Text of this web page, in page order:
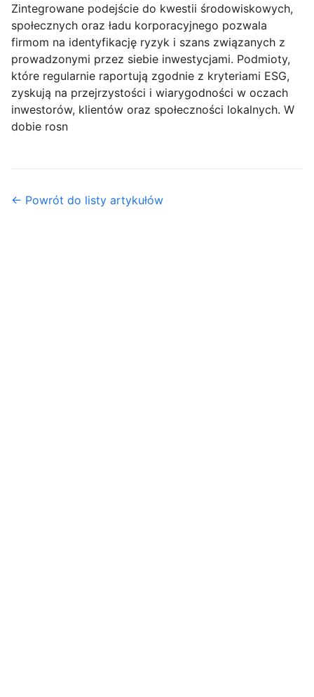
Zintegrowane podejście do kwestii środowiskowych,
społecznych oraz ładu korporacyjnego pozwala
firmom na identyfikację ryzyk i szans związanych z
prowadzonymi przez siebie inwestycjami. Podmioty,
które regularnie raportują zgodnie z kryteriami ESG,
zyskują na przejrzystości i wiarygodności w oczach
inwestorów, klientów oraz społeczności lokalnych. W
dobie rosn
← Powrót do listy artykułów